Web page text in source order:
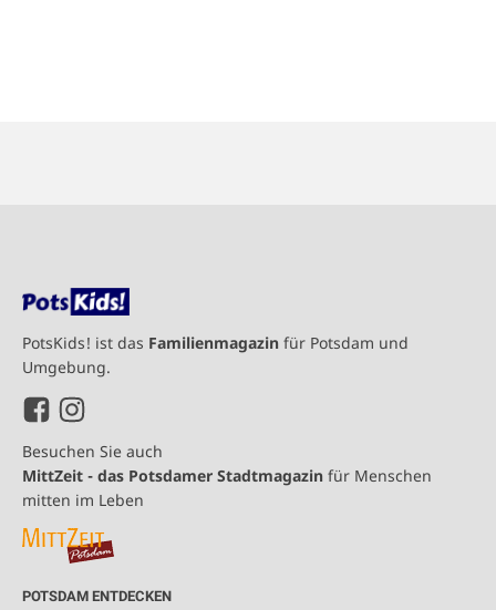
PotsKids! ist das Familienmagazin für Potsdam und
Umgebung.
Besuchen Sie auch
MittZeit - das Potsdamer Stadtmagazin für Menschen
mitten im Leben
POTSDAM ENTDECKEN